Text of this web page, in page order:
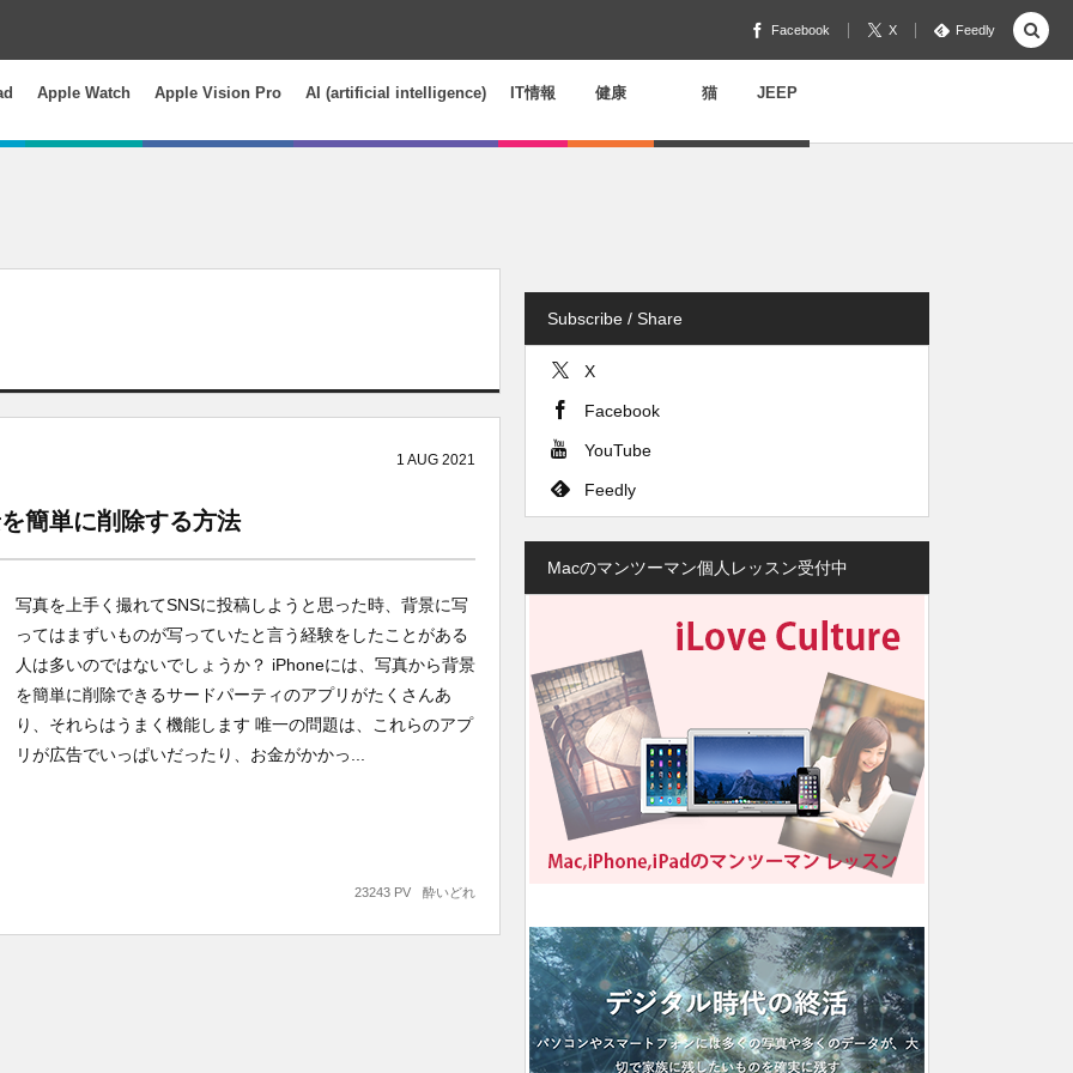
Facebook X Feedly
Apple Watch Apple Vision Pro AI (artificial intelligence) IT情報 健康 猫 JEEP
1 AUG 2021
簡単に削除する方法
写真を上手く撮れてSNSに投稿しようと思った時、背景に写
ってはまずいものが写っていたと言う経験をしたことがある
人は多いのではないでしょうか？ iPhoneには、写真から背景
を簡単に削除できるサードパーティのアプリがたくさんあ
り、それらはうまく機能します 唯一の問題は、これらのアプ
リが広告でいっぱいだったり、お金がかかっ...
酔いどれ
23243 PV
Subscribe / Share
X
Facebook
YouTube
Feedly
Macのマンツーマン個人レッスン受付中